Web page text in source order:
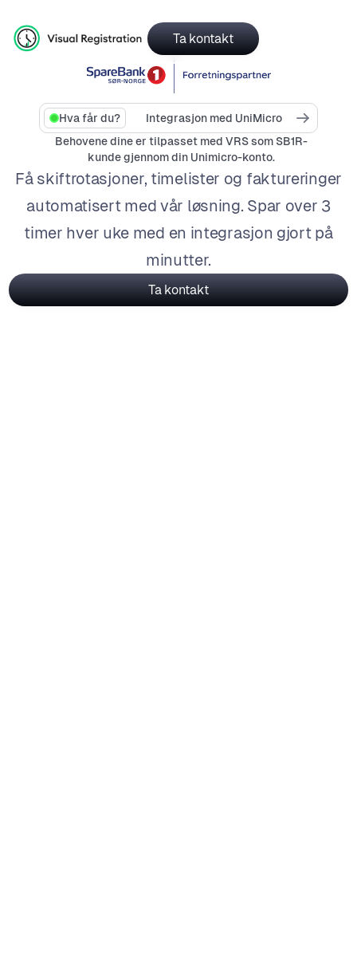
Ta kontakt
Hva får du?
Integrasjon med UniMicro
Behovene dine er tilpasset med VRS som SB1R-
kunde gjennom din Unimicro-konto.
Få skiftrotasjoner, timelister og faktureringer
automatisert med vår løsning. Spar over 3
timer hver uke med en integrasjon gjort på
minutter.
Ta kontakt